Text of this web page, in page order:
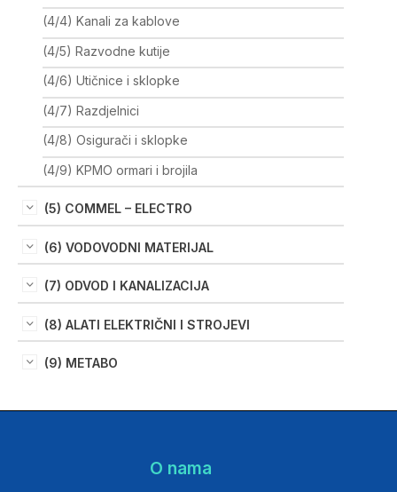
(4/4) Kanali za kablove
(4/5) Razvodne kutije
(4/6) Utičnice i sklopke
(4/7) Razdjelnici
(4/8) Osigurači i sklopke
(4/9) KPMO ormari i brojila
(5) COMMEL – ELECTRO
(6) VODOVODNI MATERIJAL
(7) ODVOD I KANALIZACIJA
(8) ALATI ELEKTRIČNI I STROJEVI
(9) METABO
O nama